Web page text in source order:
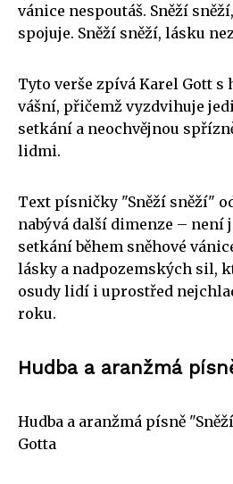
vánice nespoutáš. Sněží
spojuje. Sněží sněží, lásku
Tyto verše zpívá Karel Gott s
vášní, přičemž vyzdvihuje
setkání a neochvějnou
lidmi.
Text písničky "Sněží sněží"
nabývá další dimenze – není
setkání během sněhové
lásky a nadpozemských sil,
osudy lidí i uprostřed
roku.
Hudba a aranžmá
Hudba a aranžmá písně
Gotta